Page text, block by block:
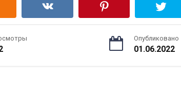
Опубликовано
01.06.2022